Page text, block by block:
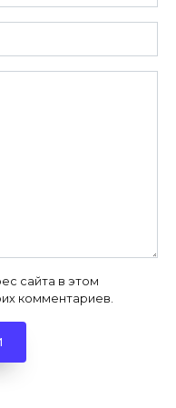
сайта в этом
комментариев.